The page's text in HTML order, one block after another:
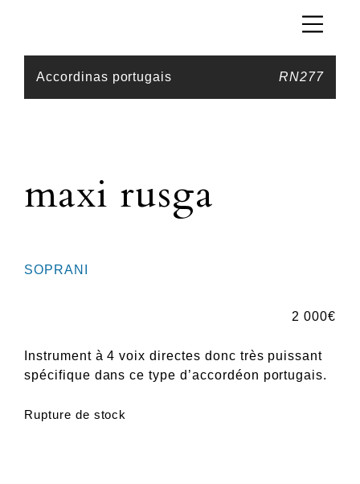
Accordinas portugais RN277
maxi rusga
SOPRANI
2 000€
Instrument à 4 voix directes donc très puissant
spécifique dans ce type d’accordéon portugais.
Rupture de stock